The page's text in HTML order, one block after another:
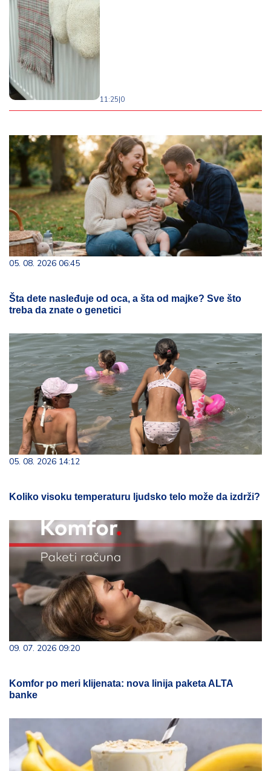
11:25|0
05. 08. 2026 06:45
Šta dete nasleđuje od oca, a šta od majke? Sve što
treba da znate o genetici
05. 08. 2026 14:12
Koliko visoku temperaturu ljudsko telo može da izdrži?
09. 07. 2026 09:20
Komfor po meri klijenata: nova linija paketa ALTA
banke